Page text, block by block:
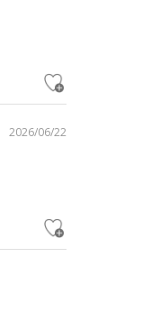
2026/06/22